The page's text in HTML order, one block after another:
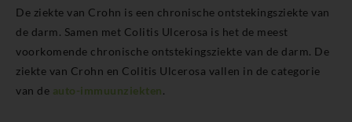
De ziekte van Crohn is een chronische ontstekingsziekte van
de darm. Samen met Colitis Ulcerosa is het de meest
voorkomende chronische ontstekingsziekte van de darm. De
ziekte van Crohn en Colitis Ulcerosa vallen in de categorie
van de auto-immuunziekten.